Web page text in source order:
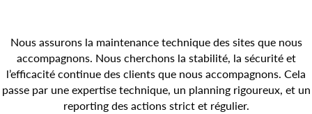
Nous assurons la maintenance technique des sites que nous
accompagnons. Nous cherchons la stabilité, la sécurité et
l’efficacité continue des clients que nous accompagnons. Cela
passe par une expertise technique, un planning rigoureux, et un
reporting des actions strict et régulier.